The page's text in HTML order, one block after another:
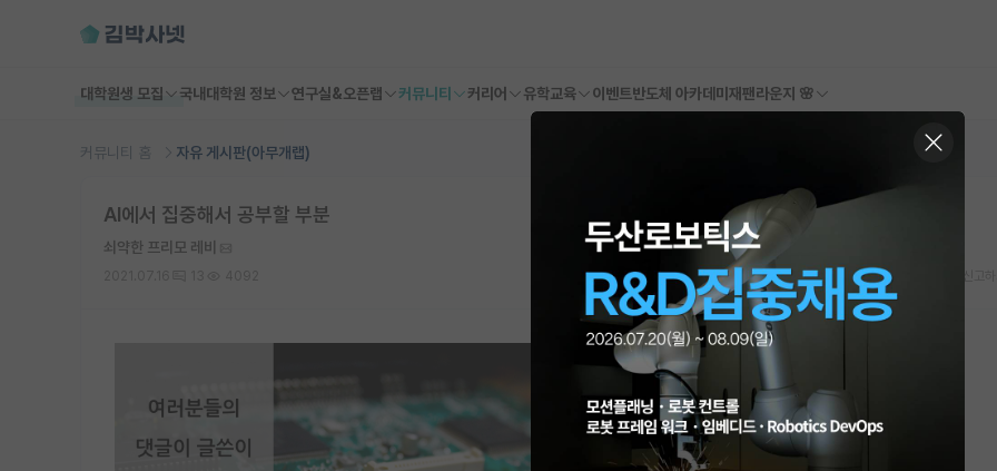
대학원생 모집 국내대학원 정보 연구실&오픈랩 커뮤니티 커리어 유학교육 이벤트반도체 아카데미 재팬라운지 🌸
커뮤니티 홈 자유 게시판(아무개랩)
AI에서 집중해서 공부할 부분
쇠약한 프리모 레비